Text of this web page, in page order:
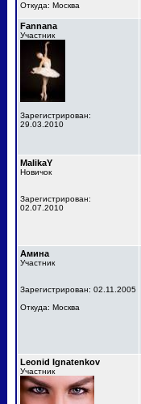
Откуда: Москва
Fannana
Участник
Зарегистрирован:
29.03.2010
MalikaY
Новичок
Зарегистрирован:
02.07.2010
Амина
Участник
Зарегистрирован: 02.11.2005
Откуда: Москва
Leonid Ignatenkov
Участник